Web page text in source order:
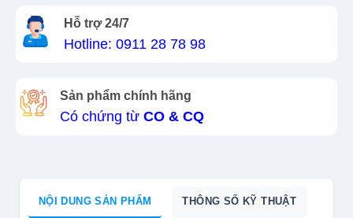
Hỗ trợ 24/7
Hotline: 0911 28 78 98
Sản phẩm chính hãng
Có chứng từ CO & CQ
NỘI DUNG SẢN PHẨM THÔNG SỐ KỸ THUẬT